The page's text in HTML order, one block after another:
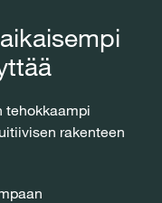
tehokkaampi
rakenteen